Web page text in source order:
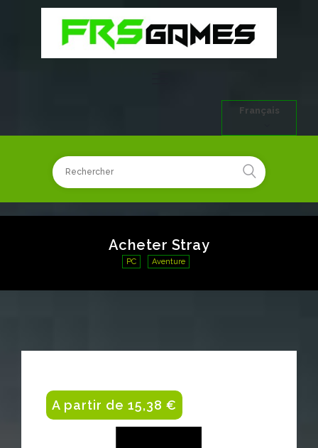
Français
Acheter Stray
PC Aventure
A partir de 15,38 €